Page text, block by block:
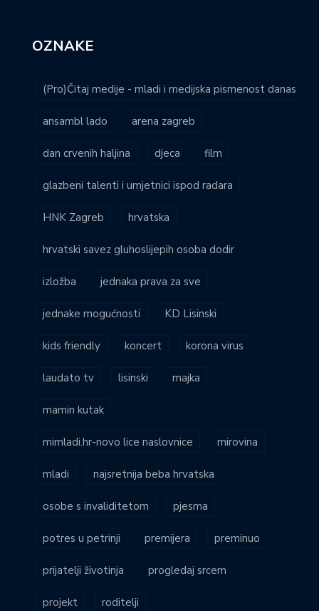
OZNAKE
(Pro)Čitaj medije - mladi i medijska pismenost danas
ansambl lado arena zagreb
dan crvenih haljina djeca film
glazbeni talenti i umjetnici ispod radara
HNK Zagreb hrvatska
hrvatski savez gluhoslijepih osoba dodir
izložba jednaka prava za sve
jednake mogućnosti KD Lisinski
kids friendly koncert korona virus
laudato tv lisinski majka
mamin kutak
mimladi.hr-novo lice naslovnice mirovina
mladi najsretnija beba hrvatska
osobe s invaliditetom pjesma
potres u petrinji premijera preminuo
prijatelji životinja progledaj srcem
projekt roditelji